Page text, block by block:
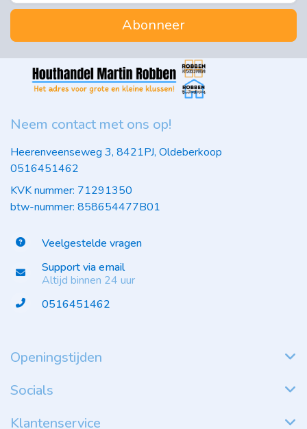
Abonneer
Neem contact met ons op!
Heerenveenseweg 3, 8421PJ, Oldeberkoop
0516451462
KVK nummer: 71291350
btw-nummer: 858654477B01
Veelgestelde vragen
Support via email
Altijd binnen 24 uur
0516451462
Openingstijden
Socials
Klantenservice